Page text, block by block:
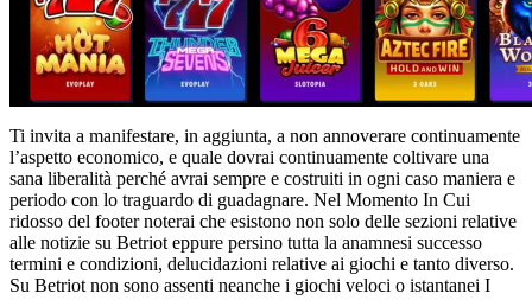
Ti invita a manifestare, in aggiunta, a non annoverare continuamente
l’aspetto economico, e quale dovrai continuamente coltivare una
sana liberalità perché avrai sempre e costruiti in ogni caso maniera e
periodo con lo traguardo di guadagnare. Nel Momento In Cui
ridosso del footer noterai che esistono non solo delle sezioni relative
alle notizie su Betriot eppure persino tutta la anamnesi successo
termini e condizioni, delucidazioni relative ai giochi e tanto diverso.
Su Betriot non sono assenti neanche i giochi veloci o istantanei I